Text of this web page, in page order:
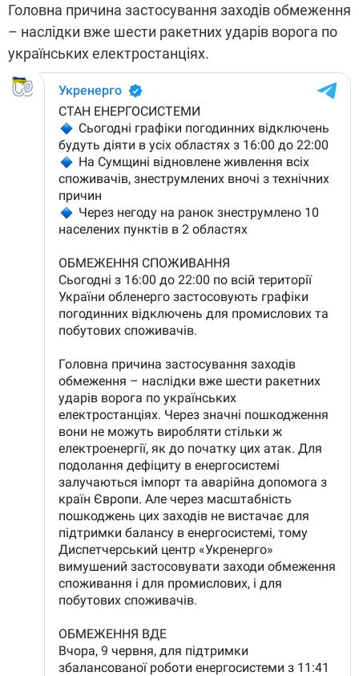
Головна причина застосування заходів обмеження
– наслідки вже шести ракетних ударів ворога по
українських електростанціях.